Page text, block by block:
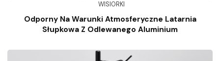
WISIORKI
Odporny Na Warunki Atmosferyczne Latarnia
Słupkowa Z Odlewanego Aluminium